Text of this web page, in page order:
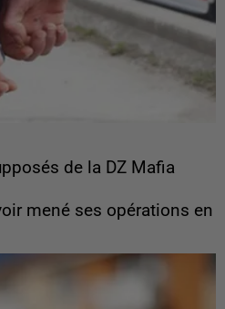
de la DZ Mafia
mené ses opérations en